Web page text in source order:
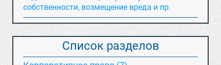
собственности, возмещение вреда и пр.
Список разделов